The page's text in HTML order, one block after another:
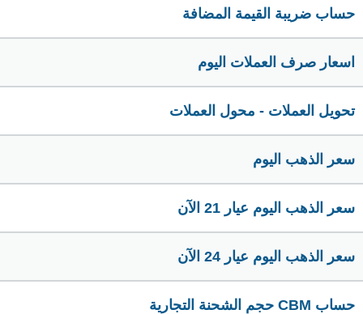
حساب ضريبة القيمة المضافة
اسعار صرف العملات اليوم
تحويل العملات - محول العملات
سعر الذهب اليوم
سعر الذهب اليوم عيار 21 الآن
سعر الذهب اليوم عيار 24 الآن
حساب CBM حجم الشحنة التجارية